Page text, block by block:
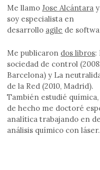
Me llamoJose Alcántara y
soy especialista en
desarrollo agile de
Me publicaron dos libros:
sociedad de control
Barcelona) y La
de la Red (2010, Madrid).
También estudié química,
de hecho me doctoré
analítica trabajando en
análisis químico con láser.